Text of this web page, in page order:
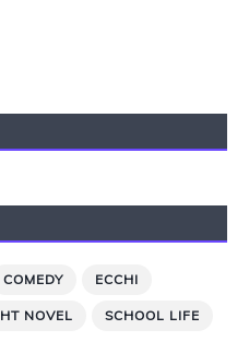
COMEDY ECCHI
NOVEL SCHOOL LIFE